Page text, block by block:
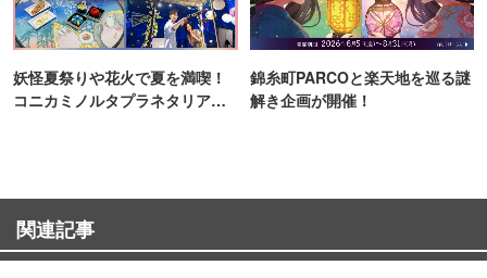
妖怪夏祭りや花火で夏を満喫！
コニカミノルタプラネタリア
錦糸町PARCOと楽天地を巡る謎
解き企画が開催！
関連記事